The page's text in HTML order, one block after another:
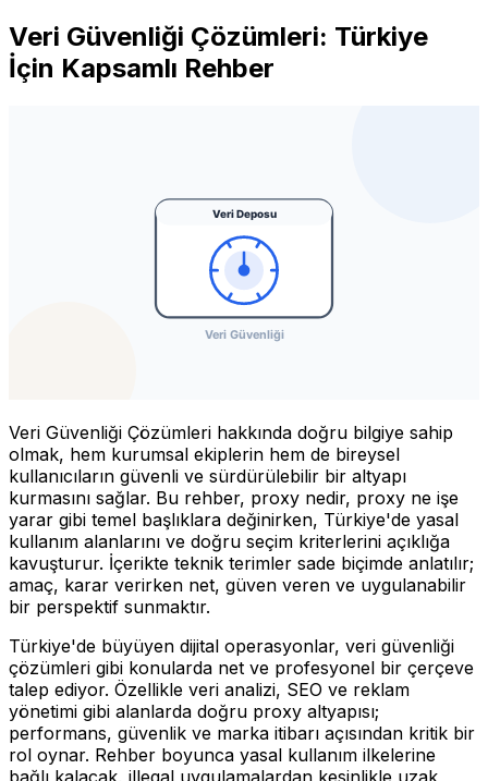
Veri Güvenliği Çözümleri: Türkiye
İçin Kapsamlı Rehber
Veri Güvenliği Çözümleri hakkında doğru bilgiye sahip
olmak, hem kurumsal ekiplerin hem de bireysel
kullanıcıların güvenli ve sürdürülebilir bir altyapı
kurmasını sağlar. Bu rehber, proxy nedir, proxy ne işe
yarar gibi temel başlıklara değinirken, Türkiye'de yasal
kullanım alanlarını ve doğru seçim kriterlerini açıklığa
kavuşturur. İçerikte teknik terimler sade biçimde anlatılır;
amaç, karar verirken net, güven veren ve uygulanabilir
bir perspektif sunmaktır.
Türkiye'de büyüyen dijital operasyonlar, veri güvenliği
çözümleri gibi konularda net ve profesyonel bir çerçeve
talep ediyor. Özellikle veri analizi, SEO ve reklam
yönetimi gibi alanlarda doğru proxy altyapısı;
performans, güvenlik ve marka itibarı açısından kritik bir
rol oynar. Rehber boyunca yasal kullanım ilkelerine
bağlı kalacak, illegal uygulamalardan kesinlikle uzak